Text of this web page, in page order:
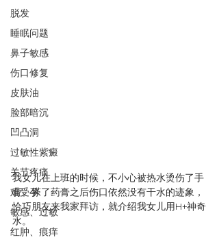
脱发
睡眠问题
鼻子敏感
伤口修复
皮肤油
脸部暗沉
凹凸洞
过敏性紫癜
关节疼痛
难受孕
敏感、过敏
红肿、痕痒
我女儿在上班的时候，不小心被热水烫伤了手
背。搽了药膏之后伤口依然没有干水的迹象，
恰巧朋友来我家拜访，就介绍我女儿用H+神奇
水。